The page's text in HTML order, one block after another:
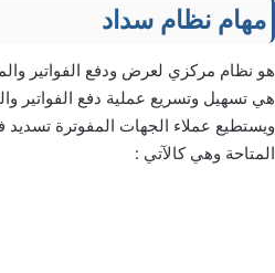
مهام نظام سداد
هو نظام مركزي لعرض ودفع الفواتير
هي تسهيل وتسريع عملية دفع الفواتير
ويستطيع عملاء الجهات المفوترة تسديد
المتاحة وهي كالآتي :